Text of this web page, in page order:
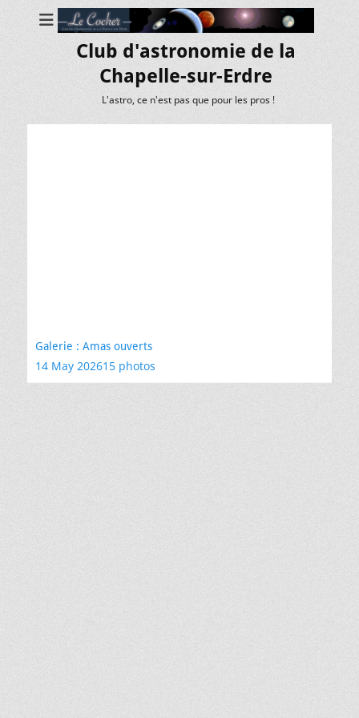
Club d'astronomie de la
Chapelle-sur-Erdre
L'astro, ce n'est pas que pour les pros !
Galerie : Amas ouverts
14 May 202615 photos